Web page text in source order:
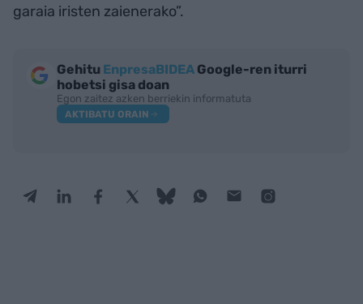
garaia iristen zaienerako”.
Gehitu EnpresaBIDEA Google-ren iturri
hobetsi gisa doan
Egon zaitez azken berriekin informatuta
AKTIBATU ORAIN